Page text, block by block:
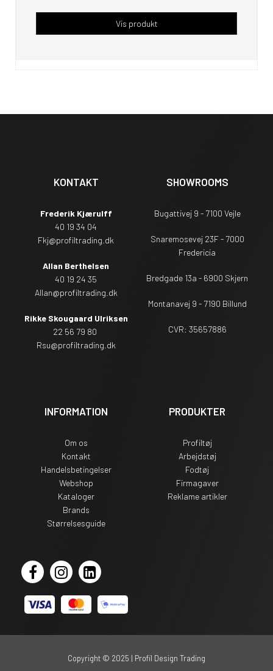
Vis produkt
KONTAKT
Frederik Kjærulff
40 19 34 04
Fkj@profiltrading.dk
Allan Berthelsen
40 19 24 35
Allan@profiltrading.dk
Rikke Skougaard Ulriksen
22 56 79 80
Rsu@profiltrading.dk
SHOWROOMS
Bugattivej 9 - 7100 Vejle
Snaremosevej 23F - 7000
Fredericia
Bredgade 13a - 6900 Skjern
Montanavej 9 - 7190 Billund
CVR: 35657886
INFORMATION
Om os
Kontakt
Handelsbetingelser
Webshop
Kataloger
Brands
Størrelsesguide
PRODUKTER
Profiltøj
Arbejdstøj
Fodtøj
Firmagaver
Reklame artikler
Copyright © 2025 | Profil Design Trading